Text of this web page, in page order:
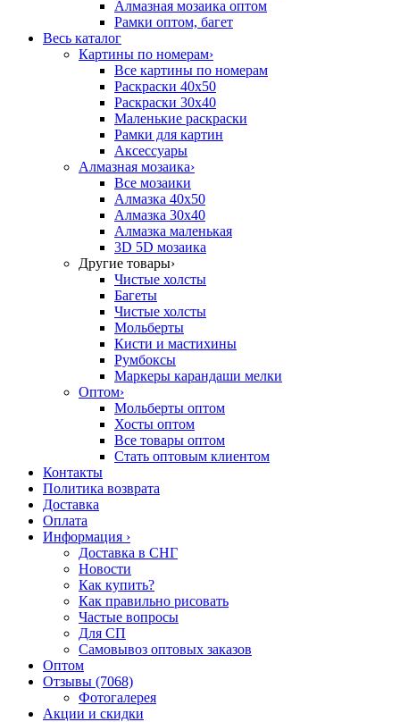
Алмазная мозаика оптом
Рамки оптом, багет
Весь каталог
Картины по номерам›
Все картины по номерам
Раскраски 40х50
Раскраски 30х40
Маленькие раскраски
Рамки для картин
Аксессуары
Алмазная мозаика›
Все мозаики
Алмазка 40х50
Алмазка 30х40
Алмазка маленькая
3D 5D мозаика
Другие товары›
Чистые холсты
Багеты
Чистые холсты
Мольберты
Кисти и мастихины
Румбоксы
Маркеры карандаши мелки
Оптом›
Мольберты оптом
Хосты оптом
Все товары оптом
Стать оптовым клиентом
Контакты
Политика возврата
Доставка
Оплата
Информация ›
Доставка в СНГ
Новости
Как купить?
Как правильно рисовать
Частые вопросы
Для СП
Самовывоз оптовых заказов
Оптом
Отзывы (7068)
Фотогалерея
Акции и скидки